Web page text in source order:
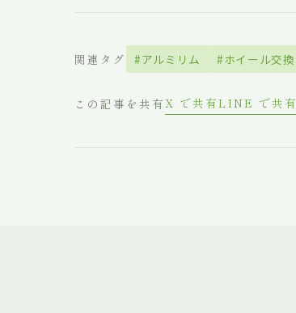
関連タグ #アルミリム #ホイール交換
この記事を共有X で共有LINE で共有